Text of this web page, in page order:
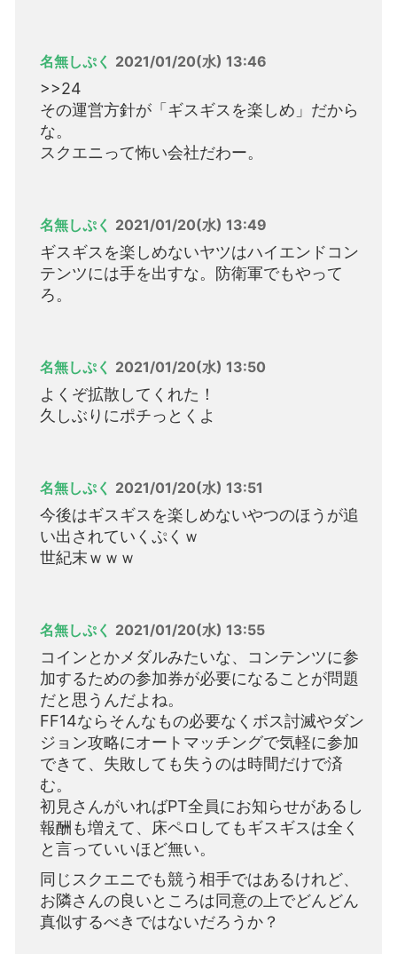
名無しぷく 2021/01/20(水) 13:46
>>24
その運営方針が「ギスギスを楽しめ」だから
な。
スクエニって怖い会社だわー。
名無しぷく 2021/01/20(水) 13:49
ギスギスを楽しめないヤツはハイエンドコン
テンツには手を出すな。防衛軍でもやって
ろ。
名無しぷく 2021/01/20(水) 13:50
よくぞ拡散してくれた！
久しぶりにポチっとくよ
名無しぷく 2021/01/20(水) 13:51
今後はギスギスを楽しめないやつのほうが追
い出されていくぷくｗ
世紀末ｗｗｗ
名無しぷく 2021/01/20(水) 13:55
コインとかメダルみたいな、コンテンツに参
加するための参加券が必要になることが問題
だと思うんだよね。
FF14ならそんなもの必要なくボス討滅やダン
ジョン攻略にオートマッチングで気軽に参加
できて、失敗しても失うのは時間だけで済
む。
初見さんがいればPT全員にお知らせがあるし
報酬も増えて、床ペロしてもギスギスは全く
と言っていいほど無い。
同じスクエニでも競う相手ではあるけれど、
お隣さんの良いところは同意の上でどんどん
真似するべきではないだろうか？